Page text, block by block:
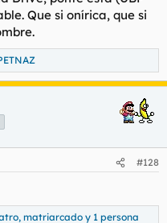
Que si onírica, que si
#128
, matriarcado y 1 persona